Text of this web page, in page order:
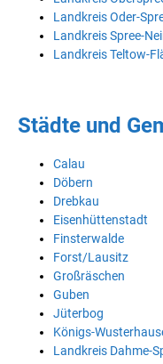
Landkreis Oder-
Landkreis Spree-
Landkreis Teltow-
Städte und
Calau
Döbern
Drebkau
Eisenhüttenstadt
Finsterwalde
Forst/Lausitz
Großräschen
Guben
Jüterbog
Königs-
Landkreis Dahme-